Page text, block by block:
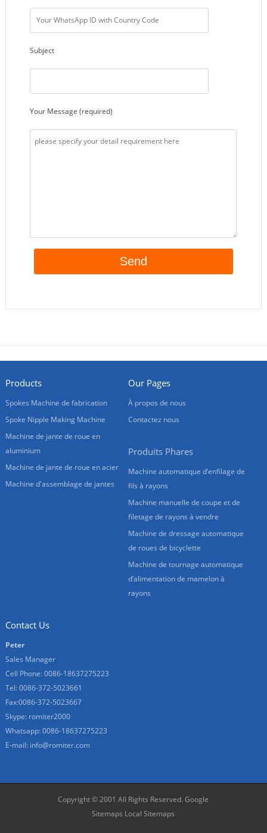
Subject
Your Message (required)
Products
Spokes Machine de fabrication
Spoke Nipple Making Machine
Machine de jante de roue en
aluminium
Machine de jante de roue en acier
Machine d'assemblage de jantes
Our Pages
À propos de nous
Contactez nous
Produits Phares
Machine automatique d’enfilage de
fils à rayons
Machine manuelle de coupe et de
filetage de rayons à vendre
Machine de dressage automatique
de roues de bicyclette
Machine de tournage automatique
d’alimentation de mamelon à
rayons
Contact Us
Peter
Sales Manager
Cell Phone: 0086-18637275223
Tel: 0086-372-5023661
Fax:0086-372-5023667
Skype: romiter2000
Whatsapp: 0086-18637275223
E-mail: info@romiter.com
Copyright © 2001 All Rights Reserved.Google
Sitemaps Local Sitemaps